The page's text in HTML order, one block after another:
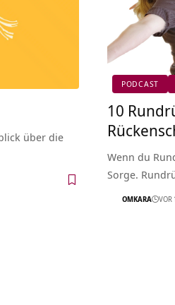
über die
PODCAST
10
Wenn du
Sorge.
OMKARA VOR